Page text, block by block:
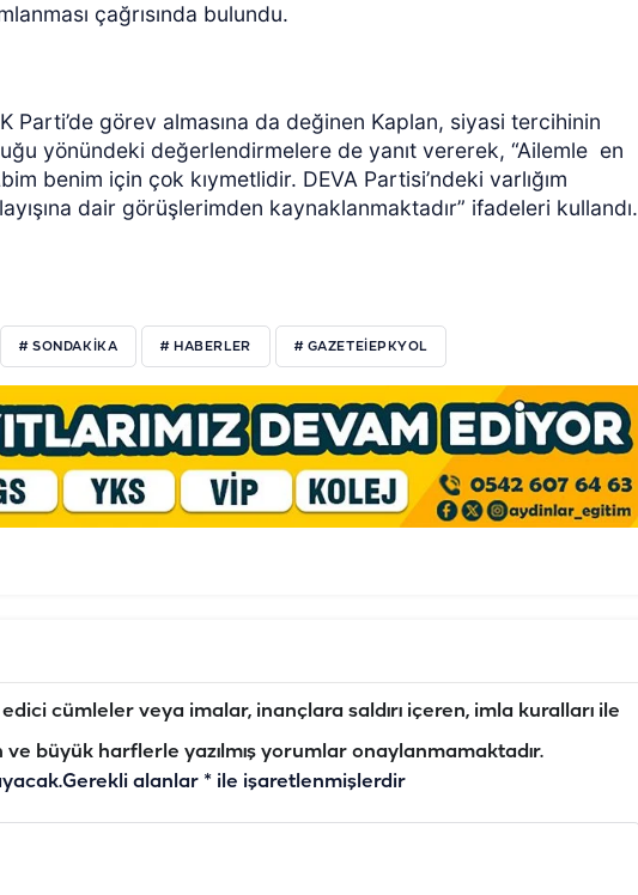
çağrısında bulundu.
Parti’de görev almasına da değinen Kaplan, siyasi tercihinin
yönündeki değerlendirmelere de yanıt vererek, “Ailemle en
benim için çok kıymetlidir. DEVA Partisi’ndeki varlığım
dair görüşlerimden kaynaklanmaktadır” ifadeleri kullandı.
# SONDAKIKA # HABERLER # GAZETEIEPKYOL
cümleler veya imalar, inançlara saldırı içeren, imla kuralları ile
büyük harflerle yazılmış yorumlar onaylanmamaktadır.
Gerekli alanlar * ile işaretlenmişlerdir